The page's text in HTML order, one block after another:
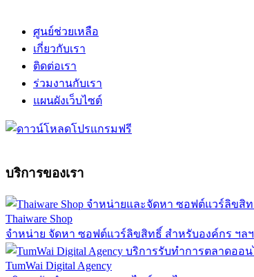
ศูนย์ช่วยเหลือ
เกี่ยวกับเรา
ติดต่อเรา
ร่วมงานกับเรา
แผนผังเว็บไซต์
บริการของเรา
Thaiware Shop
จำหน่าย จัดหา ซอฟต์แวร์ลิขสิทธิ์ สำหรับองค์กร ฯลฯ
TumWai Digital Agency